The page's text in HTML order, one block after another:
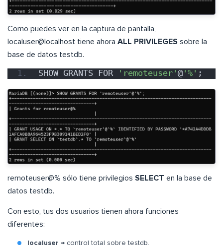
Como puedes ver en la captura de pantalla,
localuser@localhost tiene ahora ALL PRIVILEGES sobre la
base de datos testdb.
SHOW GRANTS FOR 'remoteuser' @ '%' ;
remoteuser@% sólo tiene privilegios SELECT en la base de
datos testdb.
Con esto, tus dos usuarios tienen ahora funciones
diferentes:
localuser → control total sobre testdb.